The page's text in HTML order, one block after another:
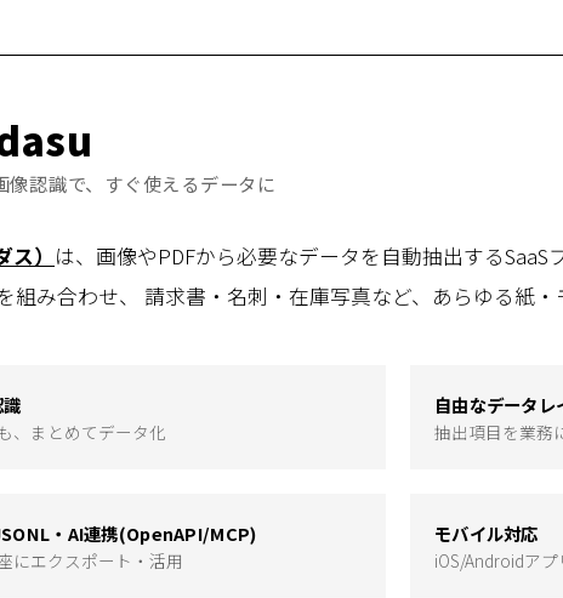
像認識で、すぐ使えるデータに
） は、画像やPDFから必要なデータを自動抽出するSaaS
組み合わせ、 請求書・名刺・在庫写真など、あらゆる紙・
、まとめてデータ化
自由なデータレ
抽出項目を業務
・AI連携(OpenAPI/MCP)
にエクスポート・活用
モバイル対応
iOS/Androidア